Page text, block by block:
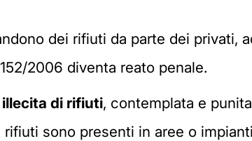
dei rifiuti da parte dei privati,
2006 diventa reato penale.
di rifiuti, contemplata e
sono presenti in aree o